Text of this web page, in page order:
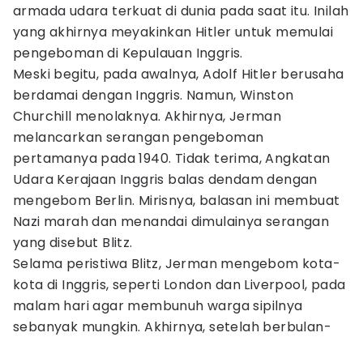
armada udara terkuat di dunia pada saat itu. Inilah
yang akhirnya meyakinkan Hitler untuk memulai
pengeboman di Kepulauan Inggris.
Meski begitu, pada awalnya, Adolf Hitler berusaha
berdamai dengan Inggris. Namun, Winston
Churchill menolaknya. Akhirnya, Jerman
melancarkan serangan pengeboman
pertamanya pada 1940. Tidak terima, Angkatan
Udara Kerajaan Inggris balas dendam dengan
mengebom Berlin. Mirisnya, balasan ini membuat
Nazi marah dan menandai dimulainya serangan
yang disebut Blitz.
Selama peristiwa Blitz, Jerman mengebom kota-
kota di Inggris, seperti London dan Liverpool, pada
malam hari agar membunuh warga sipilnya
sebanyak mungkin. Akhirnya, setelah berbulan-